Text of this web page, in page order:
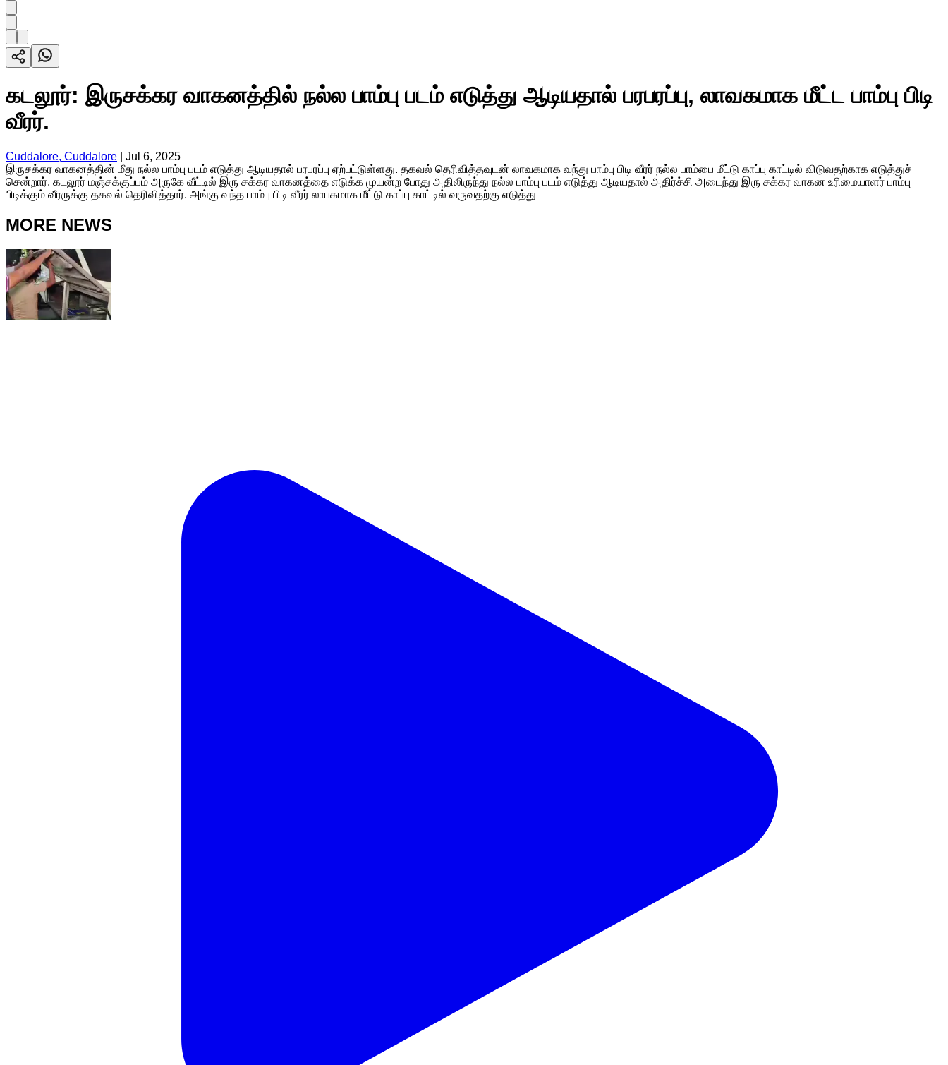
கடலூர்: இருசக்கர வாகனத்தில் நல்ல பாம்பு படம் எடுத்து ஆடியதால் பரபரப்பு, லாவகமாக மீட்ட பாம்பு பிடி
வீரர்.
Cuddalore, Cuddalore
Jul 6, 2025
இருசக்கர வாகனத்தின் மீது நல்ல பாம்பு படம் எடுத்து ஆடியதால் பரபரப்பு ஏற்பட்டுள்ளது. தகவல் தெரிவித்தவுடன் லாவகமாக வந்து பாம்பு பிடி வீரர் நல்ல பாம்பை மீட்டு காப்பு காட்டில் விடுவதற்காக எடுத்துச்
சென்றார். கடலூர் மஞ்சக்குப்பம் அருகே வீட்டில் இரு சக்கர வாகனத்தை எடுக்க முயன்ற போது அதிலிருந்து நல்ல பாம்பு படம் எடுத்து ஆடியதால் அதிர்ச்சி அடைந்து இரு சக்கர வாகன உரிமையாளர் பாம்பு
பிடிக்கும் வீரருக்கு தகவல் தெரிவித்தார். அங்கு வந்த பாம்பு பிடி வீரர் லாபகமாக மீட்டு காப்பு காட்டில் வருவதற்கு எடுத்து
MORE NEWS